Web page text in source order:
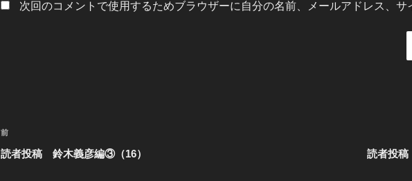
次回のコメントで使用するためブラウザーに自分の名前、メールアドレス、サ
投
稿
過
去
前
読者投稿 鈴木義彦編③（16） 読者投